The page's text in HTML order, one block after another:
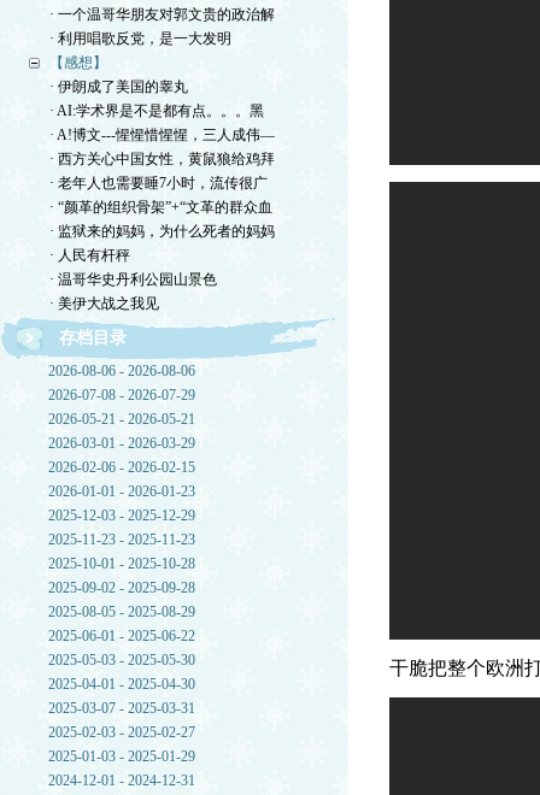
· 一个温哥华朋友对郭文贵的政治解
· 利用唱歌反党，是一大发明
【感想】
· 伊朗成了美国的睾丸
· AI:学术界是不是都有点。。。黑
· A!博文---惺惺惜惺惺，三人成伟—
· 西方关心中国女性，黄鼠狼给鸡拜
· 老年人也需要睡7小时，流传很广
· “颜革的组织骨架”+“文革的群众血
· 监狱来的妈妈，为什么死者的妈妈
· 人民有杆秤
· 温哥华史丹利公园山景色
· 美伊大战之我见
存档目录
2026-08-06 - 2026-08-06
2026-07-08 - 2026-07-29
2026-05-21 - 2026-05-21
2026-03-01 - 2026-03-29
2026-02-06 - 2026-02-15
2026-01-01 - 2026-01-23
2025-12-03 - 2025-12-29
2025-11-23 - 2025-11-23
2025-10-01 - 2025-10-28
2025-09-02 - 2025-09-28
2025-08-05 - 2025-08-29
2025-06-01 - 2025-06-22
2025-05-03 - 2025-05-30
2025-04-01 - 2025-04-30
2025-03-07 - 2025-03-31
2025-02-03 - 2025-02-27
2025-01-03 - 2025-01-29
2024-12-01 - 2024-12-31
干脆把整个欧洲